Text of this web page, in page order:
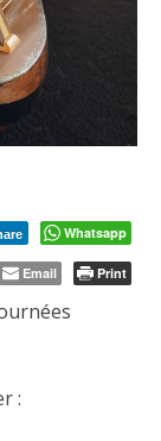
Whatsapp
Email Print
: